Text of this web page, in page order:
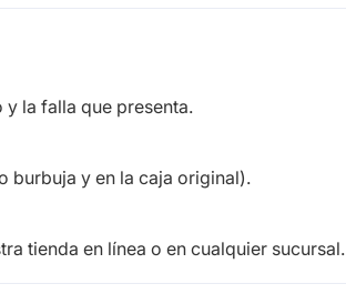
la falla que presenta.
burbuja y en la caja original).
tienda en línea o en cualquier sucursal.